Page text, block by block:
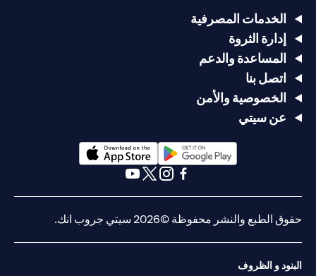
الخدمات المصرفية
إدارة الثروة
المساعدة والدعم
اتصل بنا
الخصوصية والأمن
عن سيتي
(opens in a new tab)
حقوق الطبع والنشر محفوظة ©2026 سيتي جروب انك.
البنود و الظروف